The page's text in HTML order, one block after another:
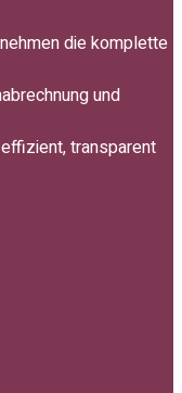
die komplette
und
transparent